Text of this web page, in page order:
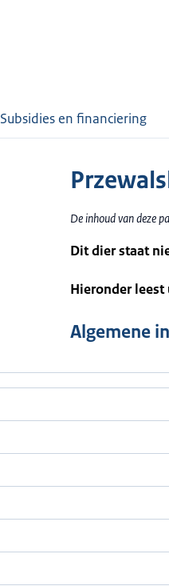
Subsidies en financiering
De inhoud van deze
Dit dier staat
Hieronder
Algemene